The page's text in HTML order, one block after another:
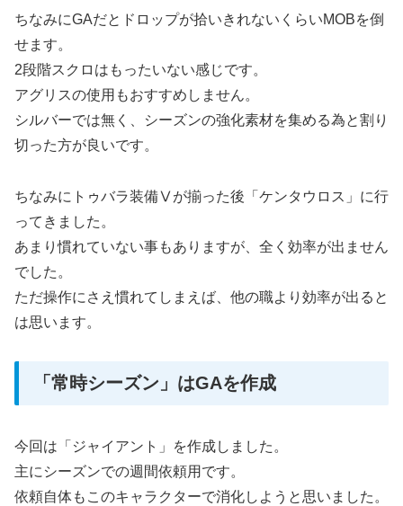
ちなみにGAだとドロップが拾いきれないくらいMOBを倒
せます。
2段階スクロはもったいない感じです。
アグリスの使用もおすすめしません。
シルバーでは無く、シーズンの強化素材を集める為と割り
切った方が良いです。
ちなみにトゥバラ装備Ⅴが揃った後「ケンタウロス」に行
ってきました。
あまり慣れていない事もありますが、全く効率が出ません
でした。
ただ操作にさえ慣れてしまえば、他の職より効率が出ると
は思います。
「常時シーズン」はGAを作成
今回は「ジャイアント」を作成しました。
主にシーズンでの週間依頼用です。
依頼自体もこのキャラクターで消化しようと思いました。